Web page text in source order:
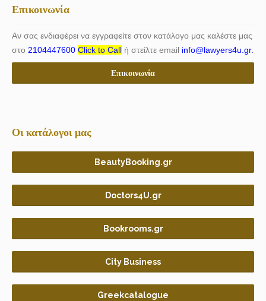
Επικοινωνία
Αν σας ενδιαφέρει να εγγραφείτε στον κατάλογο μας καλέστε μας
στο 2104447600 Click to Call ή στείλτε email info@lawyers4u.gr.
Επικοινωνία
Οι κατάλογοι μας
BeautyBooking.gr
Doctors4U.gr
Bookrooms.gr
City Business
Greekcatalogue